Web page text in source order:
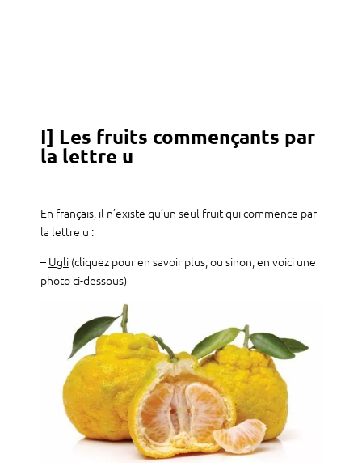
I] Les fruits commençants par
la lettre u
En français, il n’existe qu’un seul fruit qui commence par
la lettre u :
– Ugli(cliquez pour en savoir plus, ou sinon, en voici une
photo ci-dessous)